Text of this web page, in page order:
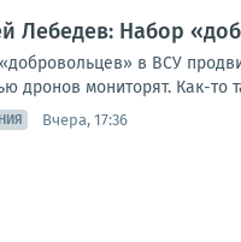
Лебедев: Набор
в ВСУ
дронов мониторят. Как-то
Вчера, 17:36